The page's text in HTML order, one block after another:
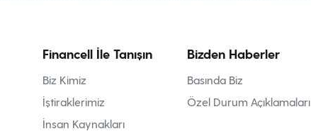
Financell İle Tanışın
Biz Kimiz
İştiraklerimiz
İnsan Kaynakları
Bizden Haberler
Basında Biz
Özel Durum Açıklamaları